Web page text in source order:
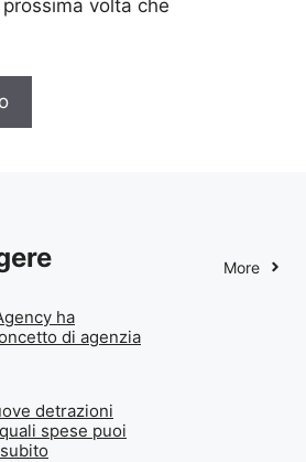
volta che
More
ha
di agenzia
detrazioni
spese puoi